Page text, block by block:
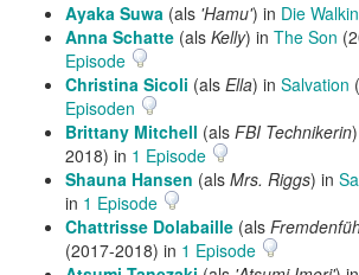
Ayaka Suwa (als 'Hamu') in Die
Anna Schatte (als Kelly) in The Son
Episode
Christina Sicoli (als Ella) in Salvation
Episoden
Brittany Mitchell (als FBI Technikerin
2018) in 1 Episode
Shauna Hansen (als Mrs. Riggs) in
in 1 Episode
Chattrisse Dolabaille (als
(2017-2018) in 1 Episode